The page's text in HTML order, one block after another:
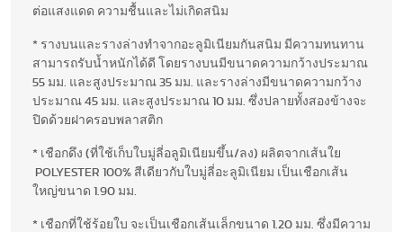
ต่อแสงแดด ความชื้นและไม่เกิดสนิม
* รางบนและรางล่างทำจากอะลูมิเนียมกันสนิม มีความทนทาน
สามารถรับน้ำหนักได้ดี โดยรางบนมีขนาดความกว้างประมาณ
55 มม. และสูงประมาณ 35 มม. และรางล่างมีขนาดความกว้าง
ประมาณ 45 มม. และสูงประมาณ 10 มม. ซึ่งปลายทั้งสองข้างจะ
ปิดด้วยฝาครอบพลาสติก
* เชือกดึง (ที่ใช้เก็บใบมู่ลี่อลูมิเนียมขึ้น/ลง) ผลิตจากเส้นใย
POLYESTER 100% สีเดียวกับใบมู่ลี่อะลูมิเนียม เป็นเชือกเส้น
ใหญ่ขนาด 1.90 มม.
* เชือกที่ใช้ร้อยใบ จะเป็นเชือกเส้นเล็กขนาด 1.20 มม. ซึ่งมีความ